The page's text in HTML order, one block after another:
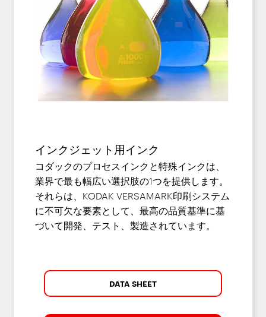
インクジェット用インク
コダックのプロセスインクと特殊インクは、
業界で最も幅広い選択肢の1つを提供します。
それらは、KODAK VERSAMARK印刷システム
に不可欠な要素として、最高の品質基準に基
づいて開発、テスト、製造されています。
DATA SHEET